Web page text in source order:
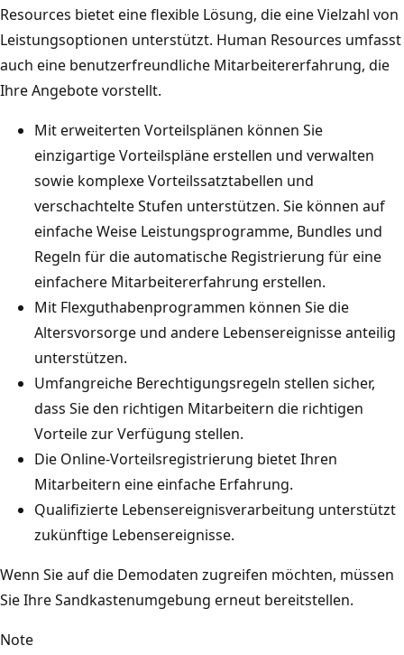
Resources bietet eine flexible Lösung, die eine Vielzahl von
Leistungsoptionen unterstützt. Human Resources umfasst
auch eine benutzerfreundliche Mitarbeitererfahrung, die
Ihre Angebote vorstellt.
Mit erweiterten Vorteilsplänen können Sie
einzigartige Vorteilspläne erstellen und verwalten
sowie komplexe Vorteilssatztabellen und
verschachtelte Stufen unterstützen. Sie können auf
einfache Weise Leistungsprogramme, Bundles und
Regeln für die automatische Registrierung für eine
einfachere Mitarbeitererfahrung erstellen.
Mit Flexguthabenprogrammen können Sie die
Altersvorsorge und andere Lebensereignisse anteilig
unterstützen.
Umfangreiche Berechtigungsregeln stellen sicher,
dass Sie den richtigen Mitarbeitern die richtigen
Vorteile zur Verfügung stellen.
Die Online-Vorteilsregistrierung bietet Ihren
Mitarbeitern eine einfache Erfahrung.
Qualifizierte Lebensereignisverarbeitung unterstützt
zukünftige Lebensereignisse.
Wenn Sie auf die Demodaten zugreifen möchten, müssen
Sie Ihre Sandkastenumgebung erneut bereitstellen.
Note